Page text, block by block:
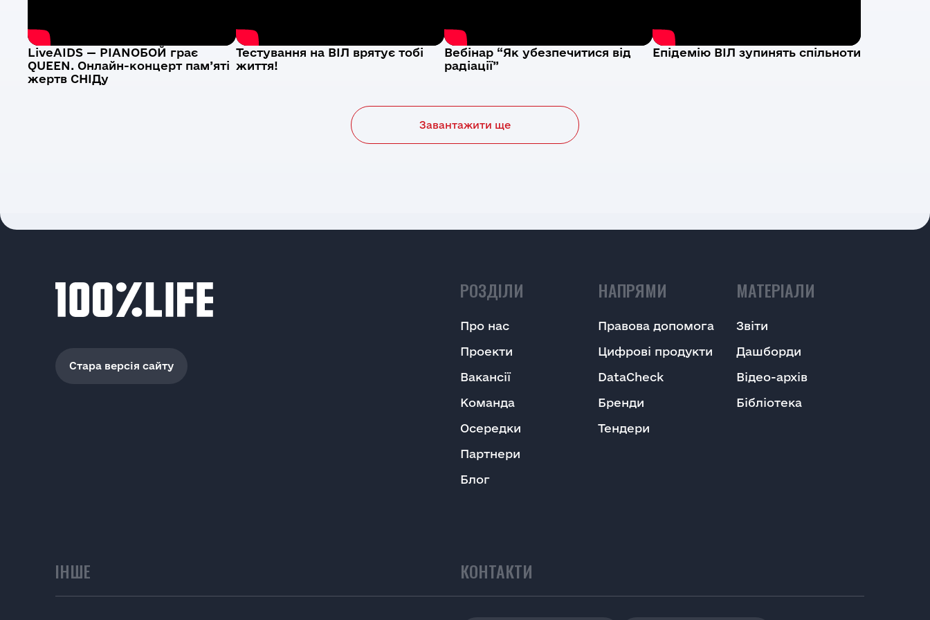
LiveAIDS — PIANOБОЙ грає
QUEEN. Онлайн-концерт пам’яті
жертв СНІДу
Тестування на ВІЛ врятує тобі
життя!
Вебінар “Як убезпечитися від
радіації”
Епідемію ВІЛ зупинять спільноти
Завантажити ще
Надіслати
Стара версія сайту
РОЗДІЛИ
Про нас
Проекти
Вакансії
Команда
Осередки
Партнери
Блог
НАПРЯМИ
Правова допомога
Цифрові продукти
DataCheck
Бренди
Тендери
МАТЕРІАЛИ
Звіти
Дашборди
Відео-архів
Бібліотека
ІНШЕ КОНТАКТИ